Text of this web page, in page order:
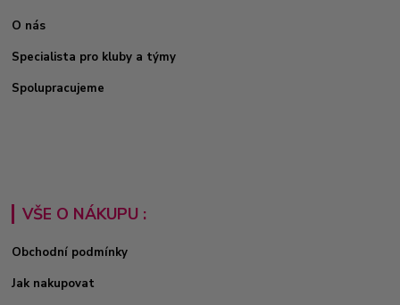
O nás
Specialista pro kluby a týmy
Spolupracujeme
VŠE O NÁKUPU :
Obchodní podmínky
Jak nakupovat